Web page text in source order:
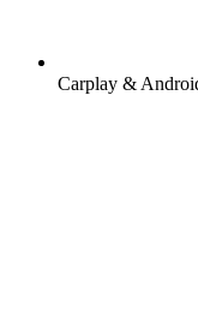
Carplay &